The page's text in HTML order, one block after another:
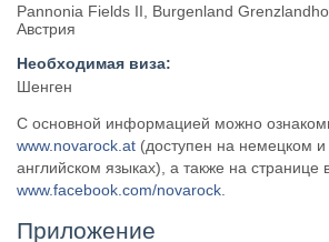
Pannonia Fields II, Burgenland
Австрия
Необходимая виза:
Шенген
С основной информацией можно
www.novarock.at (доступен на немецком и
английском языках), а также на странице
www.facebook.com/novarock
Приложение